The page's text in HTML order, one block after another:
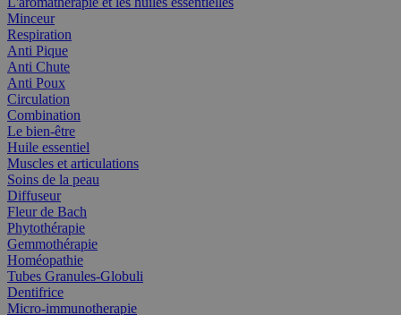
Minceur
Respiration
Anti Pique
Anti Chute
Anti Poux
Circulation
Combination
Le bien-être
Huile essentiel
Muscles et articulations
Soins de la peau
Diffuseur
Fleur de Bach
Phytothérapie
Gemmothérapie
Homéopathie
Tubes Granules-Globuli
Dentifrice
Micro-immunotherapie